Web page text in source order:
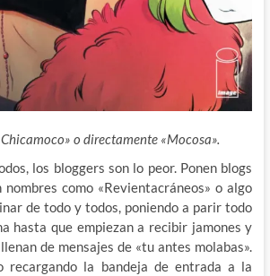
o directamente «Mocosa».
los bloggers son lo peor. Ponen blogs
nombres como «Revientacráneos» o algo
de todo y todos, poniendo a parir todo
hasta que empiezan a recibir jamones y
demensajes de «tu antes molabas».
recargando la bandeja de entrada a la